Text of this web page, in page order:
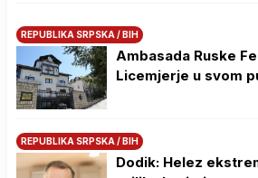
REPUBLIKA SRPSKA / BIH
Ambasada Ruske
Licemjerje u svom
REPUBLIKA SRPSKA / BIH
Dodik: Helez